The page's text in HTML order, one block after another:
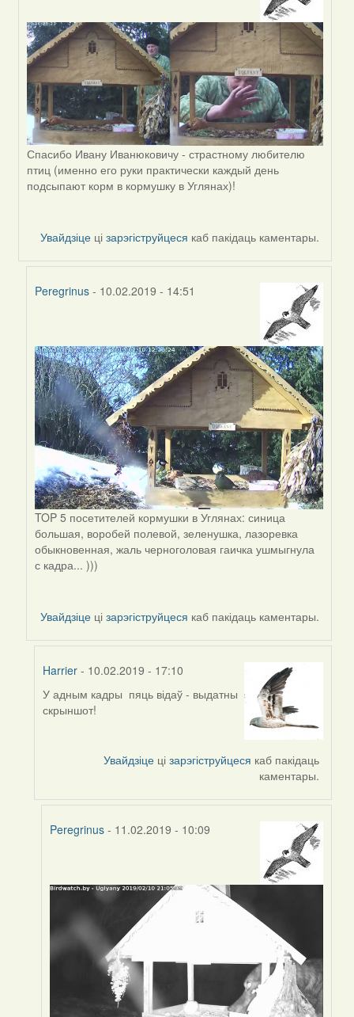
to
by
Harrier
Спасибо Ивану Иванюковичу - страстному любителю
птиц (именно его руки практически каждый день
подсыпают корм в кормушку в Углянах)!
Увайдзіце цізарэгіструйцеся каб пакідаць каментары.
Peregrinus - 10.02.2019 - 14:51
to
by
Peregrinus
TOP 5 посетителей кормушки в Углянах: синица
большая, воробей полевой, зеленушка, лазоревка
обыкновенная, жаль черноголовая гаичка ушмыгнула
с кадра... )))
Увайдзіце цізарэгіструйцеся каб пакідаць каментары.
Harrier- 10.02.2019 - 17:10
In
reply
У адным кадры пяць відаў - выдатны
скрыншот!
Увайдзіце цізарэгіструйцеся каб пакідаць
каментары.
Peregrinus - 11.02.2019 - 10:09
to
Harrier